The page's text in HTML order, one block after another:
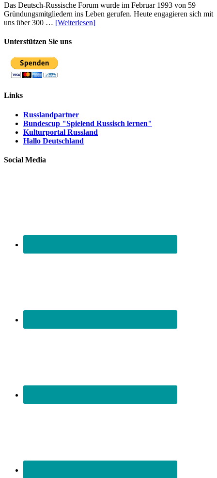
Das Deutsch-Russische Forum wurde im Februar 1993 von 59
Gründungsmitgliedern ins Leben gerufen. Heute engagieren sich mit
uns über 300 … [Weiterlesen]
Unterstützen Sie uns
Links
Russlandpartner
Bundescup "Spielend Russisch lernen"
Kulturportal Russland
Hallo Deutschland
Social Media